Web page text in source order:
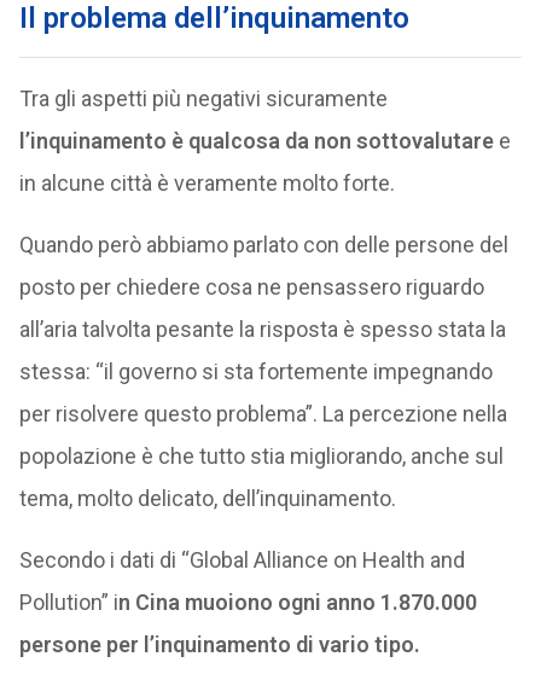
Il problema dell’inquinamento
Tra gli aspetti più negativi sicuramente
l’inquinamento è qualcosa da non sottovalutaree
in alcune città è veramente molto forte.
Quando però abbiamo parlato con delle persone del
posto per chiedere cosa ne pensassero riguardo
all’aria talvolta pesante la risposta è spesso stata la
stessa: “il governo si sta fortemente impegnando
per risolvere questo problema”. La percezione nella
popolazione è che tutto stia migliorando, anche sul
tema, molto delicato, dell’inquinamento.
Secondo i dati di “Global Alliance on Health and
Pollution” in Cina muoiono ogni anno 1.870.000
persone per l’inquinamento di vario tipo.